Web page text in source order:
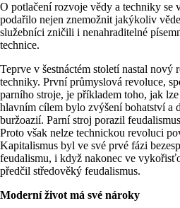
O potlačení rozvoje vědy a techniky se
podařilo nejen znemožnit jakýkoliv
služebníci zničili i nenahraditelné
technice.
Teprve v šestnáctém století nastal nový
techniky. První průmyslová revoluce,
parního stroje, je příkladem toho, jak
hlavním cílem bylo zvýšení bohatství a
buržoazií. Parní stroj porazil
Proto však nelze technickou revoluci
Kapitalismus byl ve své prvé fázi
feudalismu, i když nakonec ve
předčil středověký feudalismus.
Moderní život má své nároky